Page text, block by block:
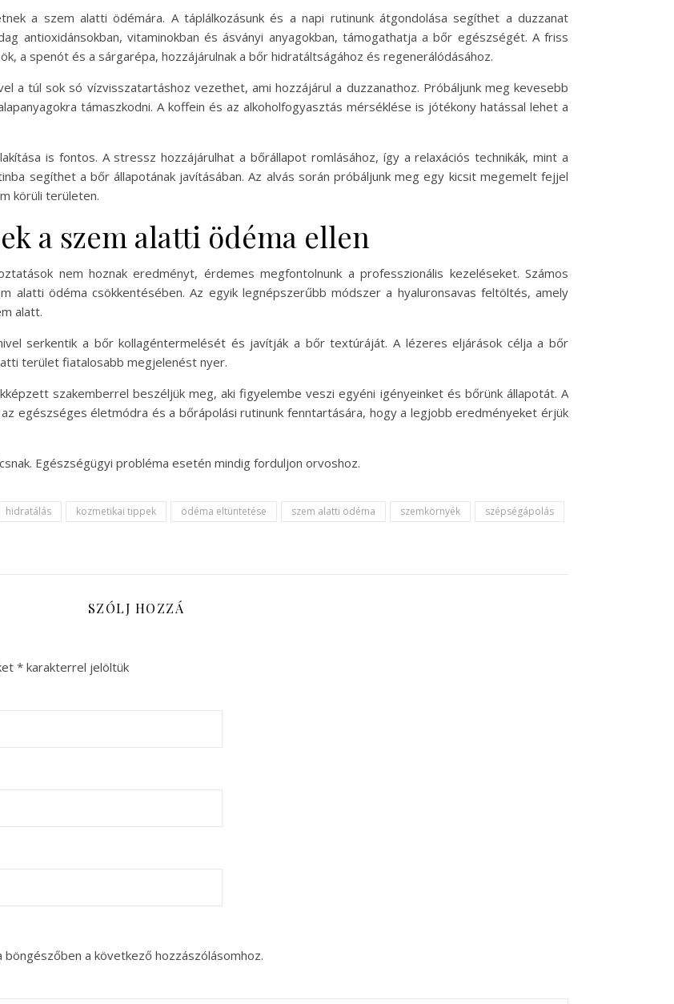
a szem alatti ödémára. A táplálkozásunk és a napi rutinunk átgondolása segíthet a duzzanat
antioxidánsokban, vitaminokban és ásványi anyagokban, támogathatja a bőr egészségét. A friss
a spenót és a sárgarépa, hozzájárulnak a bőr hidratáltságához és regenerálódásához.
a túl sok só vízvisszatartáshoz vezethet, ami hozzájárul a duzzanathoz. Próbáljunk meg kevesebb
támaszkodni. A koffein és az alkoholfogyasztás mérséklése is jótékony hatással lehet a
is fontos. A stressz hozzájárulhat a bőrállapot romlásához, így a relaxációs technikák, mint a
segíthet a bőr állapotának javításában. Az alvás során próbáljunk meg egy kicsit megemelt fejjel
körüli területen.
a szem alatti ödéma ellen
nem hoznak eredményt, érdemes megfontolnunk a professzionális kezeléseket. Számos
alatti ödéma csökkentésében. Az egyik legnépszerűbb módszer a hyaluronsavas feltöltés, amely
alatt.
serkentik a bőr kollagéntermelését és javítják a bőr textúráját. A lézeres eljárások célja a bőr
terület fiatalosabb megjelenést nyer.
szakemberrel beszéljük meg, aki figyelembe veszi egyéni igényeinket és bőrünk állapotát. A
egészséges életmódra és a bőrápolási rutinunk fenntartására, hogy a legjobb eredményeket érjük
Egészségügyi probléma esetén mindig forduljon orvoshoz.
hidratálás kozmetikai tippek ödéma eltüntetése szem alatti ödéma szemkörnyék
szépségápolás
SZÓLJ HOZZÁ
* karakterrel jelöltük
a következő hozzászólásomhoz.